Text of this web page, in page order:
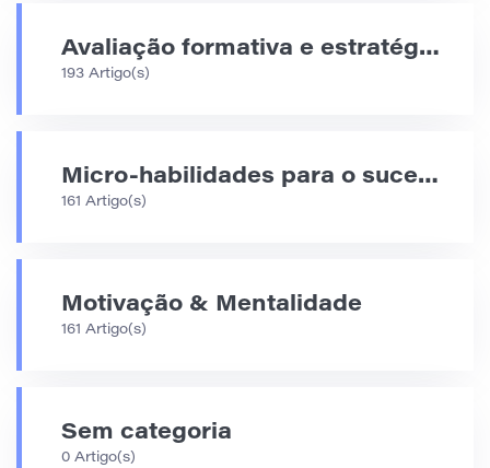
Avaliação formativa e estratégias de feedback
193 Artigo(s)
Micro-habilidades para o sucesso acadêmico
161 Artigo(s)
Motivação & Mentalidade
161 Artigo(s)
Sem categoria
0 Artigo(s)